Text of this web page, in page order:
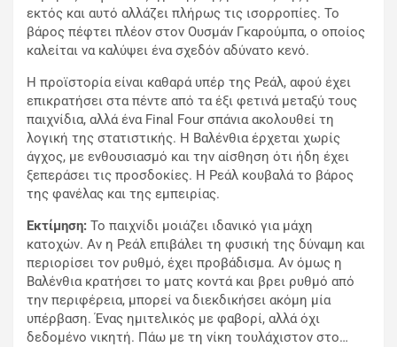
εκτός και αυτό αλλάζει πλήρως τις ισορροπίες. Το
βάρος πέφτει πλέον στον Ουσμάν Γκαρούμπα, ο οποίος
καλείται να καλύψει ένα σχεδόν αδύνατο κενό.
Η προϊστορία είναι καθαρά υπέρ της Ρεάλ, αφού έχει
επικρατήσει στα πέντε από τα έξι φετινά μεταξύ τους
παιχνίδια, αλλά ένα Final Four σπάνια ακολουθεί τη
λογική της στατιστικής. Η Βαλένθια έρχεται χωρίς
άγχος, με ενθουσιασμό και την αίσθηση ότι ήδη έχει
ξεπεράσει τις προσδοκίες. Η Ρεάλ κουβαλά το βάρος
της φανέλας και της εμπειρίας.
Εκτίμηση: Το παιχνίδι μοιάζει ιδανικό για μάχη
κατοχών. Αν η Ρεάλ επιβάλει τη φυσική της δύναμη και
περιορίσει τον ρυθμό, έχει προβάδισμα. Αν όμως η
Βαλένθια κρατήσει το ματς κοντά και βρει ρυθμό από
την περιφέρεια, μπορεί να διεκδικήσει ακόμη μία
υπέρβαση. Ένας ημιτελικός με φαβορί, αλλά όχι
δεδομένο νικητή. Πάω με τη νίκη τουλάχιστον στο…